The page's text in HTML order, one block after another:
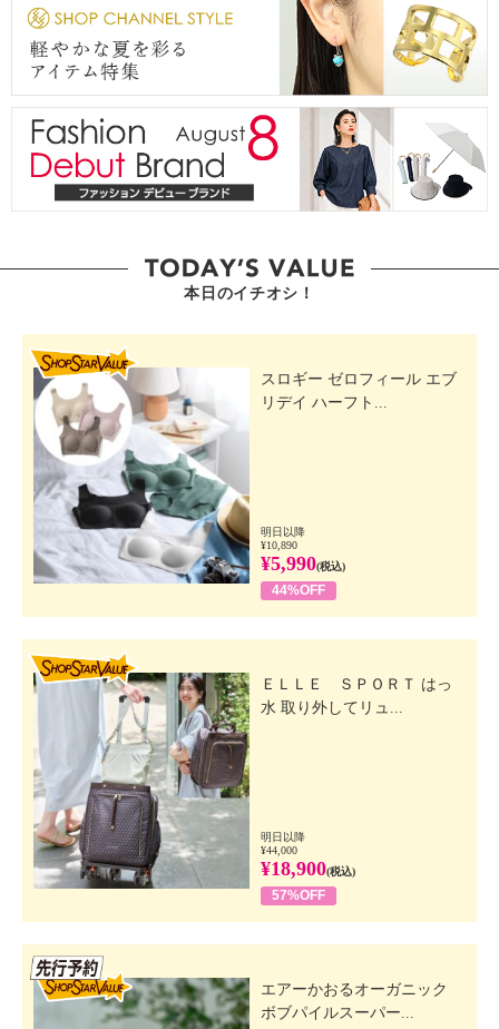
本日のイチオシ！
スロギー ゼロフィール エブ
リデイ ハーフト...
明日以降
¥10,890
¥5,990(税込)
44%OFF
ＥＬＬＥ ＳＰＯＲＴ はっ
水 取り外してリュ...
明日以降
¥44,000
¥18,900(税込)
57%OFF
エアーかおるオーガニック
ボブパイルスーパー...